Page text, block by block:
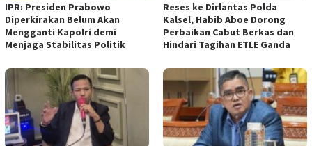
IPR: Presiden Prabowo
Diperkirakan Belum Akan
Mengganti Kapolri demi
Menjaga Stabilitas Politik
Reses ke Dirlantas Polda
Kalsel, Habib Aboe Dorong
Perbaikan Cabut Berkas dan
Hindari Tagihan ETLE Ganda